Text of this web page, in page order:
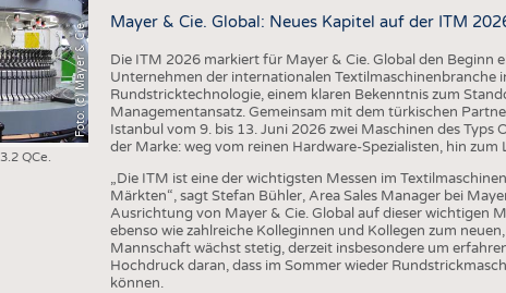
SMART
MEDIZIN
HAUS-
Foto: (c) Mayer & Cie
QCe.
Mayer & Cie. Global: Neues Kapitel auf der ITM
Die ITM 2026 markiert für Mayer & Cie. Global den Beginn
Unternehmen der internationalen
Rundstricktechnologie, einem klaren Bekenntnis zum
Managementansatz. Gemeinsam mit dem türkischen
Istanbul vom 9. bis 13. Juni 2026 zwei Maschinen des
der Marke: weg vom reinen Hardware-Spezialisten, hin
„Die ITM ist eine der wichtigsten Messen im
Märkten“, sagt Stefan Bühler, Area Sales Manager bei
Ausrichtung von Mayer & Cie. Global auf dieser wichtigen
ebenso wie zahlreiche Kolleginnen und Kollegen zum
Mannschaft wächst stetig, derzeit insbesondere um
Hochdruck daran, dass im Sommer wieder
können.